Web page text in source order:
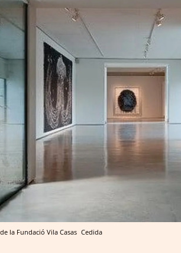
la Fundació Vila Casas Cedida